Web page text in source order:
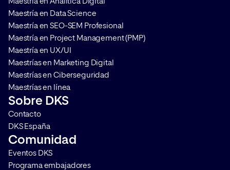
requieren de personas que sean
capaces […]
Maestría en Data Science
Maestría en SEO-SEM Profesional
Maestría en Project Management (PMP)
Maestría en UX/UI
Maestrías en Marketing Digital
Maestrías en Ciberseguridad
Maestrías en línea
Sobre DKS
Contacto
DKS España
Comunidad
Eventos DKS
Programa embajadores